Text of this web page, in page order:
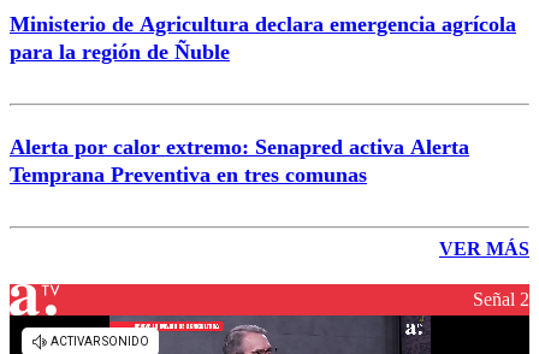
Ministerio de Agricultura declara emergencia agrícola
para la región de Ñuble
Alerta por calor extremo: Senapred activa Alerta
Temprana Preventiva en tres comunas
VER MÁS
Señal 2